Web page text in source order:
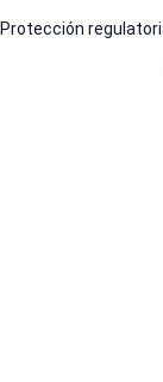
Protección